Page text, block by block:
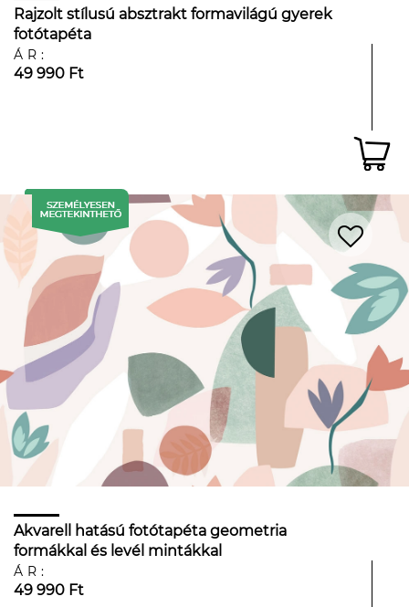
Rajzolt stílusú absztrakt formavilágú gyerek
fotótapéta
ÁR:
49 990 Ft
Akvarell hatású fotótapéta geometria
formákkal és levél mintákkal
ÁR:
49 990 Ft